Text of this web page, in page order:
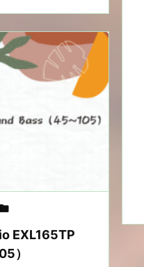
EXL165TP
）